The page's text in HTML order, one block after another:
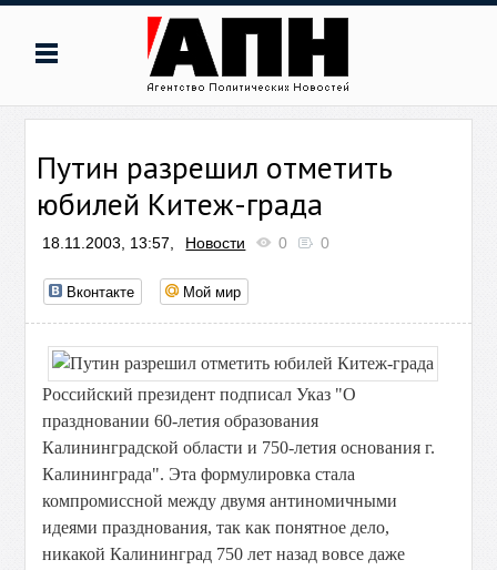
Путин разрешил отметить
юбилей Китеж-града
18.11.2003, 13:57, Новости 0 0
Вконтакте Мой мир
Российский президент подписал Указ "О
праздновании 60-летия образования
Калининградской области и 750-летия основания г.
Калининграда". Эта формулировка стала
компромиссной между двумя антиномичными
идеями празднования, так как понятное дело,
никакой Калининград 750 лет назад вовсе даже